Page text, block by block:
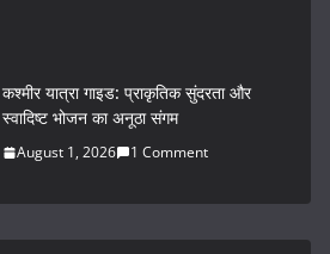
कश्मीर यात्रा गाइड: प्राकृतिक सुंदरता और
स्वादिष्ट भोजन का अनूठा संगम
August 1, 2026 1 Comment